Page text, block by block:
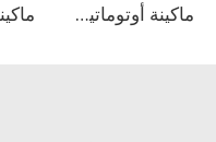
ماكينة أوتوماتيكية لتعبئة وغلق علب الألمنيوم للبيرة الحرفية والمشروبات والعصائر بسعة 330 مل و3000 علبة في الساعة / خط تعبئة البيرة